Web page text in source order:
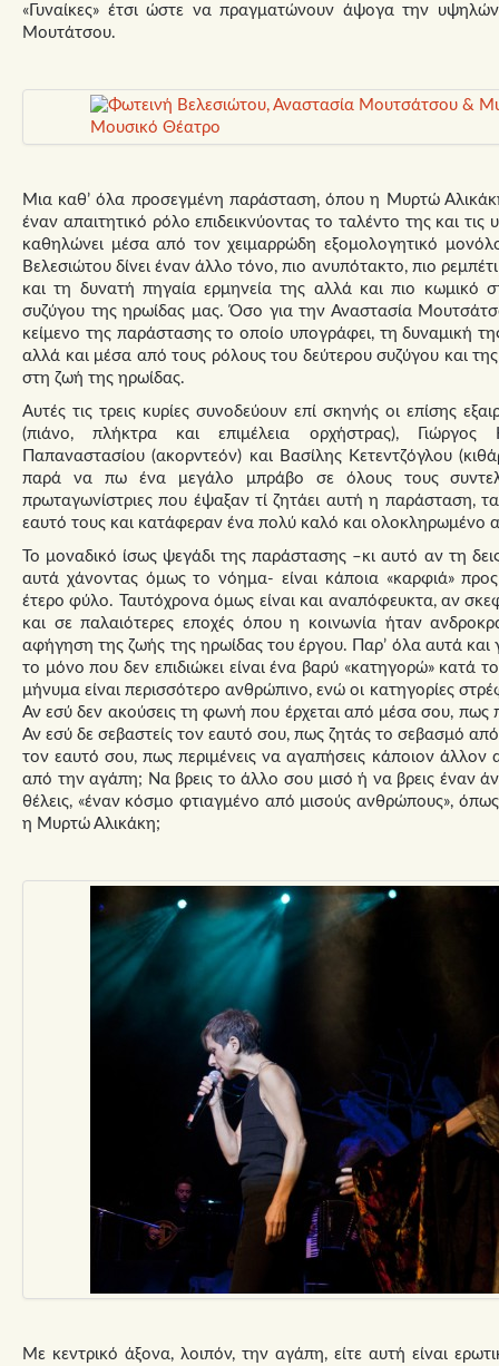
«Γυναίκες» έτσι ώστε να πραγματώνουν άψογα την
Μουτάτσου.
Μια καθ’ όλα προσεγμένη παράσταση, όπου η Μυρτώ Αλικάκη
έναν απαιτητικό ρόλο επιδεικνύοντας το ταλέντο της και τις
καθηλώνει μέσα από τον χειμαρρώδη εξομολογητικό
Βελεσιώτου δίνει έναν άλλο τόνο, πιο ανυπότακτο, πιο
και τη δυνατή πηγαία ερμηνεία της αλλά και πιο κωμικό
συζύγου της ηρωίδας μας. Όσο για την Αναστασία
κείμενο της παράστασης το οποίο υπογράφει, τη δυναμική
αλλά και μέσα από τους ρόλους του δεύτερου συζύγου και
στη ζωή της ηρωίδας.
Αυτές τις τρεις κυρίες συνοδεύουν επί σκηνής οι επίσης
(πιάνο, πλήκτρα και επιμέλεια ορχήστρας), Γιώργος
Παπαναστασίου (ακορντεόν) και Βασίλης Κετεντζόγλου
παρά να πω ένα μεγάλο μπράβο σε όλους τους
πρωταγωνίστριες που έψαξαν τί ζητάει αυτή η παράσταση,
εαυτό τους και κατάφεραν ένα πολύ καλό και ολοκληρωμένο
Το μοναδικό ίσως ψεγάδι της παράστασης –κι αυτό αν τη
αυτά χάνοντας όμως το νόημα- είναι κάποια «καρφιά»
έτερο φύλο. Ταυτόχρονα όμως είναι και αναπόφευκτα, αν
και σε παλαιότερες εποχές όπου η κοινωνία ήταν
αφήγηση της ζωής της ηρωίδας του έργου. Παρ’ όλα αυτά
το μόνο που δεν επιδιώκει είναι ένα βαρύ «κατηγορώ» κατά
μήνυμα είναι περισσότερο ανθρώπινο, ενώ οι κατηγορίες
Αν εσύ δεν ακούσεις τη φωνή που έρχεται από μέσα σου, πως
Αν εσύ δε σεβαστείς τον εαυτό σου, πως ζητάς το σεβασμό
τον εαυτό σου, πως περιμένεις να αγαπήσεις κάποιον άλλον
από την αγάπη; Να βρεις το άλλο σου μισό ή να βρεις έναν
θέλεις, «έναν κόσμο φτιαγμένο από μισούς ανθρώπους»,
η Μυρτώ Αλικάκη;
Με κεντρικό άξονα, λοιπόν, την αγάπη, είτε αυτή είναι